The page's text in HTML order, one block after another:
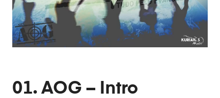
01. AOG – Intro